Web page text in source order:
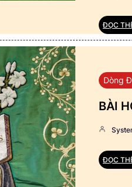
ĐỌC
Dòng
BÀI
ĐỌC